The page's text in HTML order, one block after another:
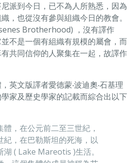
派到今日，已不為人所熟悉，因為
，也從沒有參與組織今日的教會。
Brotherhood) ，沒有譯作
並不是一個有組織有規模的屬會，而
共同信仰的人聚集在一起，故譯作
英文版譯者愛德蒙‧波迪奧‧石基理
家及歷史學家的記載而綜合出以下
體，在公元前二至三世紀，
紀，在巴勒斯坦的死海，以
( Lake Mareotis )生活。